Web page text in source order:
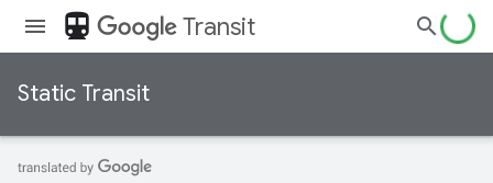
directions_transit Transit
Static Transit